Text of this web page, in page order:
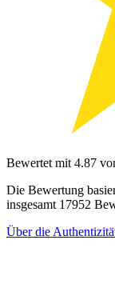
Bewertet mit 4.87
Die Bewertung
insgesamt 17952
Über die